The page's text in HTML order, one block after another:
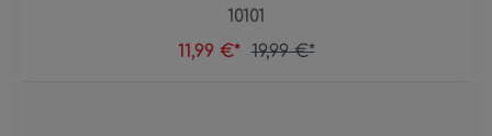
10101
11,99 €* 19,99 €*